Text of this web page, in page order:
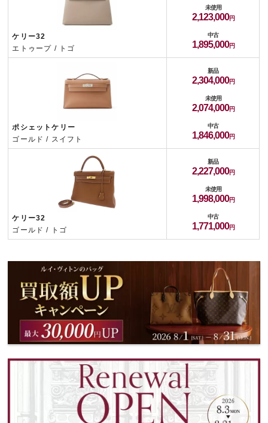
ケリー32
エトゥープ / トゴ
未使用
2,123,000
中古
1,895,000
ポシェットケリー
ゴールド / スイフト
新品
2,304,000
未使用
2,074,000
中古
1,846,000
ケリー32
ゴールド / トゴ
新品
2,227,000
未使用
1,998,000
中古
1,771,000